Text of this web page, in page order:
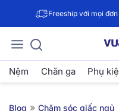
Freeship với mọi đơn
Nệm Chăn ga Phụ
Blog » Chăm sóc giấc ngủ